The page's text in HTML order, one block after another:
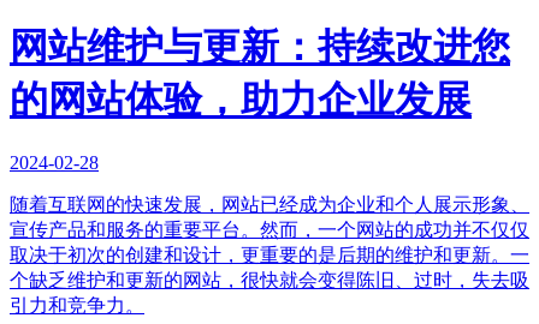
网站维护与更新：持续改进您
的网站体验，助力企业发展
2024-02-28
随着互联网的快速发展，网站已经成为企业和个人展示形象、
宣传产品和服务的重要平台。然而，一个网站的成功并不仅仅
取决于初次的创建和设计，更重要的是后期的维护和更新。一
个缺乏维护和更新的网站，很快就会变得陈旧、过时，失去吸
引力和竞争力。